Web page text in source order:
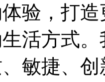
验，打
活方式
敏捷、